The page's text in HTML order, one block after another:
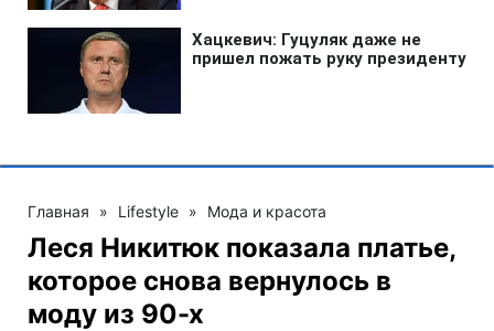
Главная » Lifestyle » Мода и красота
Леся Никитюк показала платье,
которое снова вернулось в
моду из 90-х